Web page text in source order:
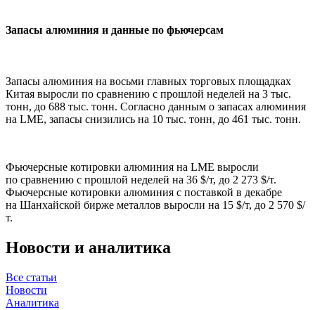
Запасы алюминия и данные по фьючерсам
Запасы алюминия на восьми главных торговых площадках
Китая выросли по сравнению с прошлой неделей на 3 тыс.
тонн, до 688 тыс. тонн. Согласно данным о запасах алюминия
на LME, запасы снизились на 10 тыс. тонн, до 461 тыс. тонн.
Фьючерсные котировки алюминия на LME выросли
по сравнению с прошлой неделей на 36 $/т, до 2 273 $/т.
Фьючерсные котировки алюминия с поставкой в декабре
на Шанхайской бирже металлов выросли на 15 $/т, до 2 570 $/
т.
Новости и аналитика
Все статьи
Новости
Аналитика